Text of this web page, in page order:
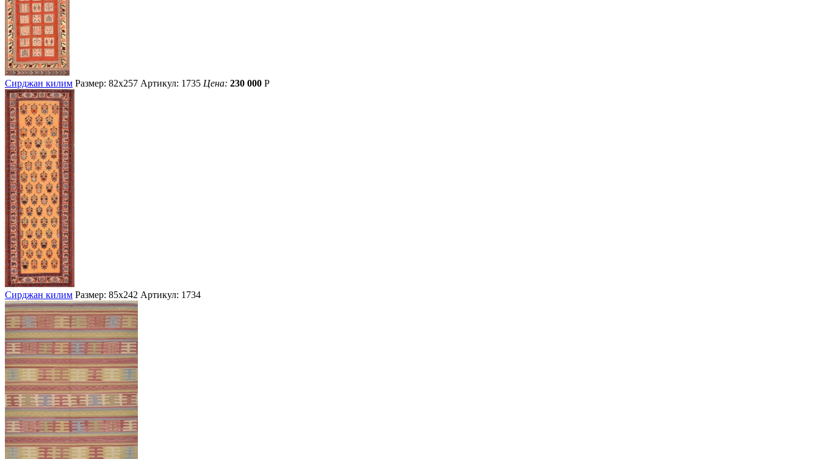
Сирджан килим Размер: 82х257 Артикул: 1735 Цена: 230 000 Р
Сирджан килим Размер: 85х242 Артикул: 1734